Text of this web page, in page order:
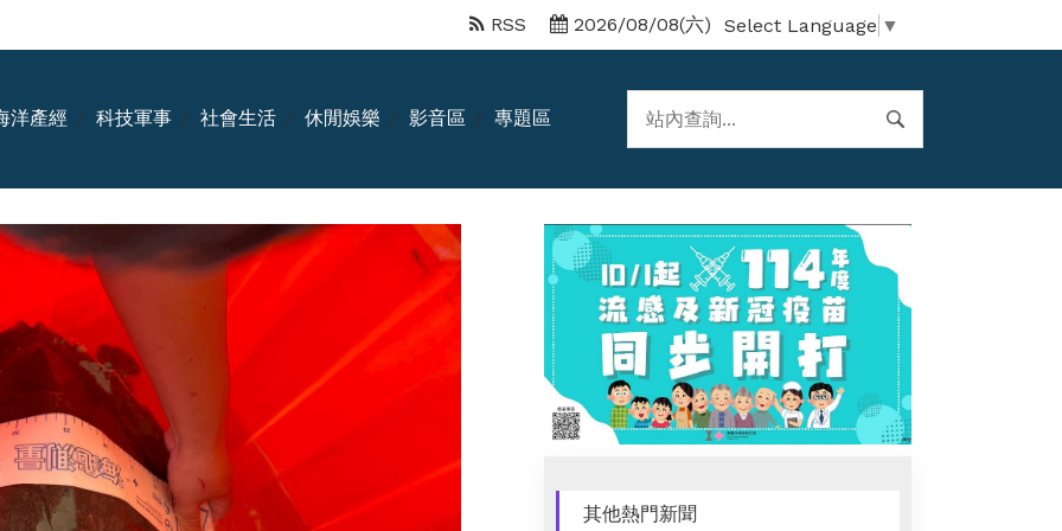
Select Language ▼
2026/08/08(六)
RSS
洋產經 科技軍事 社會生活 休閒娛樂 影音區 專題區
其他熱門新聞